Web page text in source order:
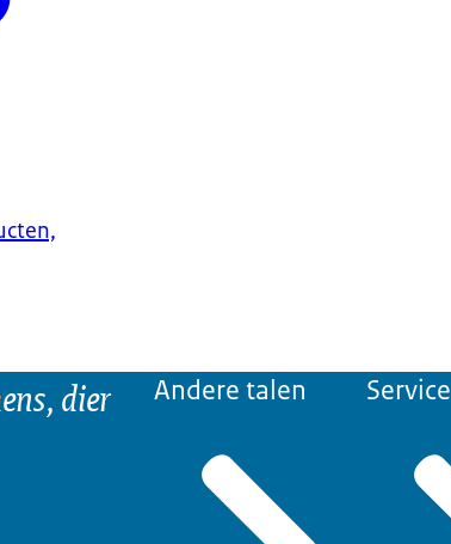
dier
Andere talen Service